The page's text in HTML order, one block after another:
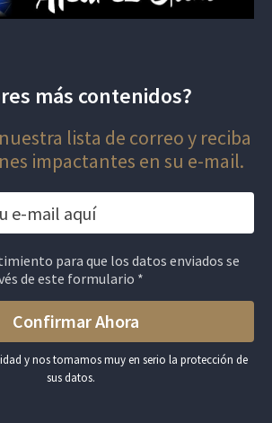
más contenidos?
lista de correo y reciba
impactantes en su e-mail.
para que los datos enviados se
de este formulario *
y nos tomamos muy en serio la protección de
sus datos.